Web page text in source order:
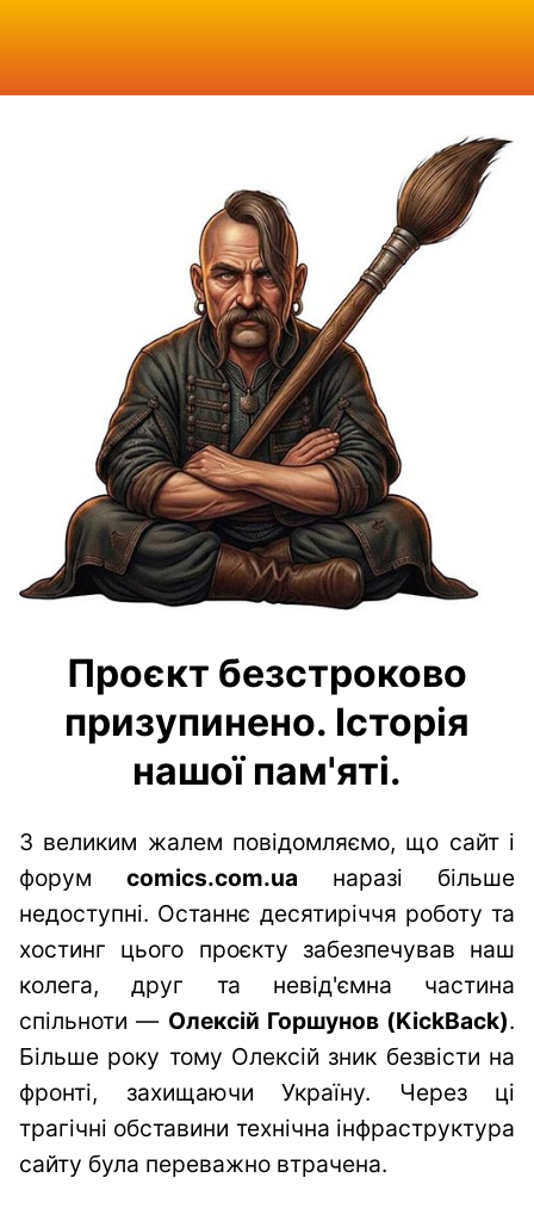
Проєкт безстроково
призупинено. Історія
нашої пам'яті.
З великим жалем повідомляємо, що сайт і
форум comics.com.ua наразі більше
недоступні. Останнє десятиріччя роботу та
хостинг цього проєкту забезпечував наш
колега, друг та невід'ємна частина
спільноти — Олексій Горшунов (KickBack).
Більше року тому Олексій зник безвісти на
фронті, захищаючи Україну. Через ці
трагічні обставини технічна інфраструктура
сайту була переважно втрачена.